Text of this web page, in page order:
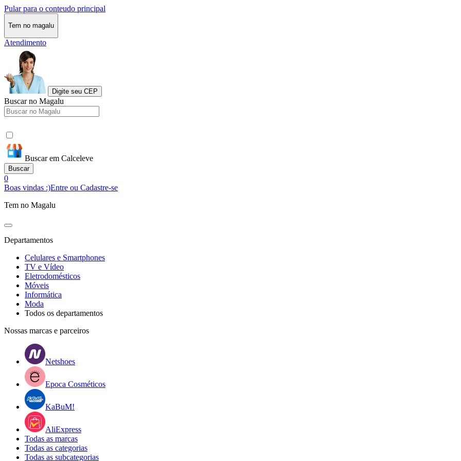
Pular para o conteudo principal
Tem no magalu
Atendimento
Digite seu CEP
Buscar no Magalu
Buscar em Calceleve
Buscar
0
Boas vindas :)Entre ou Cadastre-se
Tem no Magalu
Departamentos
Celulares e Smartphones
TV e Vídeo
Eletrodomésticos
Móveis
Informática
Moda
Todos os departamentos
Nossas marcas e parceiros
Netshoes
Epoca Cosméticos
KaBuM!
AliExpress
Todas as marcas
Todas as categorias
Todas as subcategorias